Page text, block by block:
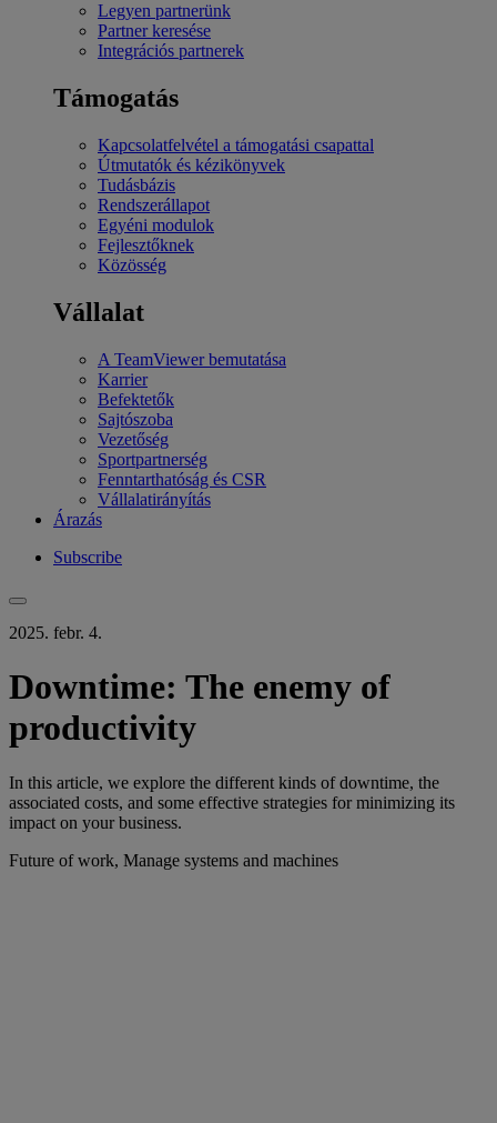
Legyen partnerünk
Partner keresése
Integrációs partnerek
Támogatás
Kapcsolatfelvétel a támogatási csapattal
Útmutatók és kézikönyvek
Tudásbázis
Rendszerállapot
Egyéni modulok
Fejlesztőknek
Közösség
Vállalat
A TeamViewer bemutatása
Karrier
Befektetők
Sajtószoba
Vezetőség
Sportpartnerség
Fenntarthatóság és CSR
Vállalatirányítás
Árazás
Subscribe
2025. febr. 4.
Downtime: The enemy of
productivity
In this article, we explore the different kinds of downtime, the
associated costs, and some effective strategies for minimizing its
impact on your business.
Future of work, Manage systems and machines